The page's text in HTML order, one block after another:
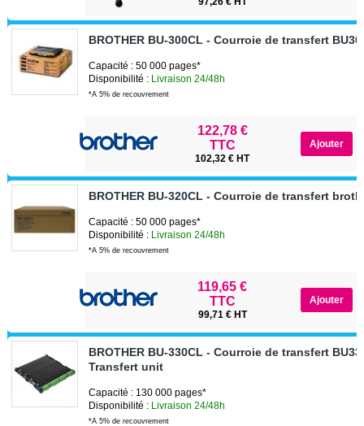
BROTHER BU-300CL - Courroie de transfert
Capacité : 50 000 pages*
Disponibilité : Livraison 24/48h
*A 5% de recouvrement
122,78 €
TTC
102,32 € HT
BROTHER BU-320CL - Courroie de transfert
Capacité : 50 000 pages*
Disponibilité : Livraison 24/48h
*A 5% de recouvrement
119,65 €
TTC
99,71 € HT
BROTHER BU-330CL - Courroie de transfert
Transfert unit
Capacité : 130 000 pages*
Disponibilité : Livraison 24/48h
*A 5% de recouvrement